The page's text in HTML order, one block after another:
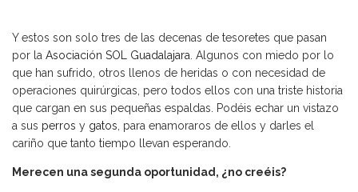
Y estos son solo tres de las decenas de tesoretes que pasan
por la Asociación SOL Guadalajara. Algunos con miedo por lo
que han sufrido, otros llenos de heridas o con necesidad de
operaciones quirúrgicas, pero todos ellos con una triste historia
que cargan en sus pequeñas espaldas. Podéis echar un vistazo
a sus perros y gatos, para enamoraros de ellos y darles el
cariño que tanto tiempo llevan esperando.
Merecen una segunda oportunidad, ¿no creéis?